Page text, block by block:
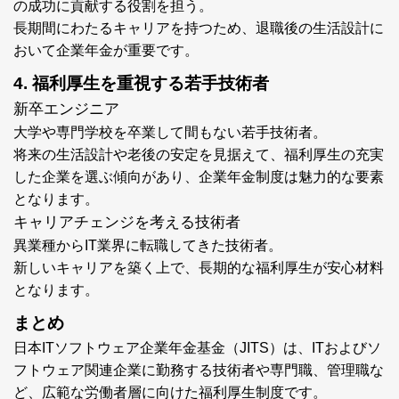
の成功に貢献する役割を担う。
長期間にわたるキャリアを持つため、退職後の生活設計に
おいて企業年金が重要です。
4. 福利厚生を重視する若手技術者
新卒エンジニア
大学や専門学校を卒業して間もない若手技術者。
将来の生活設計や老後の安定を見据えて、福利厚生の充実
した企業を選ぶ傾向があり、企業年金制度は魅力的な要素
となります。
キャリアチェンジを考える技術者
異業種からIT業界に転職してきた技術者。
新しいキャリアを築く上で、長期的な福利厚生が安心材料
となります。
まとめ
日本ITソフトウェア企業年金基金（JITS）は、ITおよびソ
フトウェア関連企業に勤務する技術者や専門職、管理職な
ど、広範な労働者層に向けた福利厚生制度です。